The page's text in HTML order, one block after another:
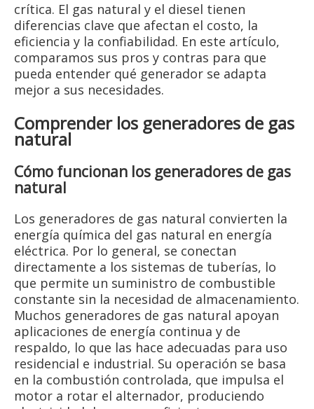
crítica. El gas natural y el diesel tienen
diferencias clave que afectan el costo, la
eficiencia y la confiabilidad. En este artículo,
comparamos sus pros y contras para que
pueda entender qué generador se adapta
mejor a sus necesidades.
Comprender los generadores de gas
natural
Cómo funcionan los generadores de gas
natural
Los generadores de gas natural convierten la
energía química del gas natural en energía
eléctrica. Por lo general, se conectan
directamente a los sistemas de tuberías, lo
que permite un suministro de combustible
constante sin la necesidad de almacenamiento.
Muchos generadores de gas natural apoyan
aplicaciones de energía continua y de
respaldo, lo que las hace adecuadas para uso
residencial e industrial. Su operación se basa
en la combustión controlada, que impulsa el
motor a rotar el alternador, produciendo